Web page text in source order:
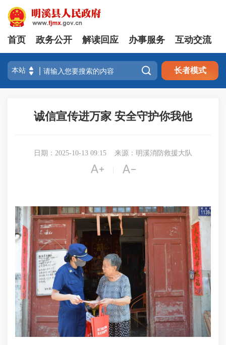
首页 政务公开 解读回应 办事服务 互动交流
 长者模式
诚信宣传进万家 安全守护你我他
日期：2025-10-13 09:15 来源：明溪消防救援大队
 